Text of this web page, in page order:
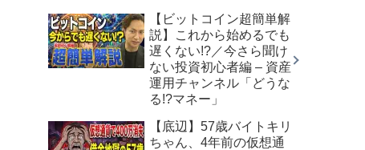
【ビットコイン超簡単解
説】これから始めるでも
遅くない!?／今さら聞け
ない投資初心者編 – 資産
運用チャンネル「どうな
る!?マネー」
【底辺】57歳バイトキリ
ちゃん、4年前の仮想通